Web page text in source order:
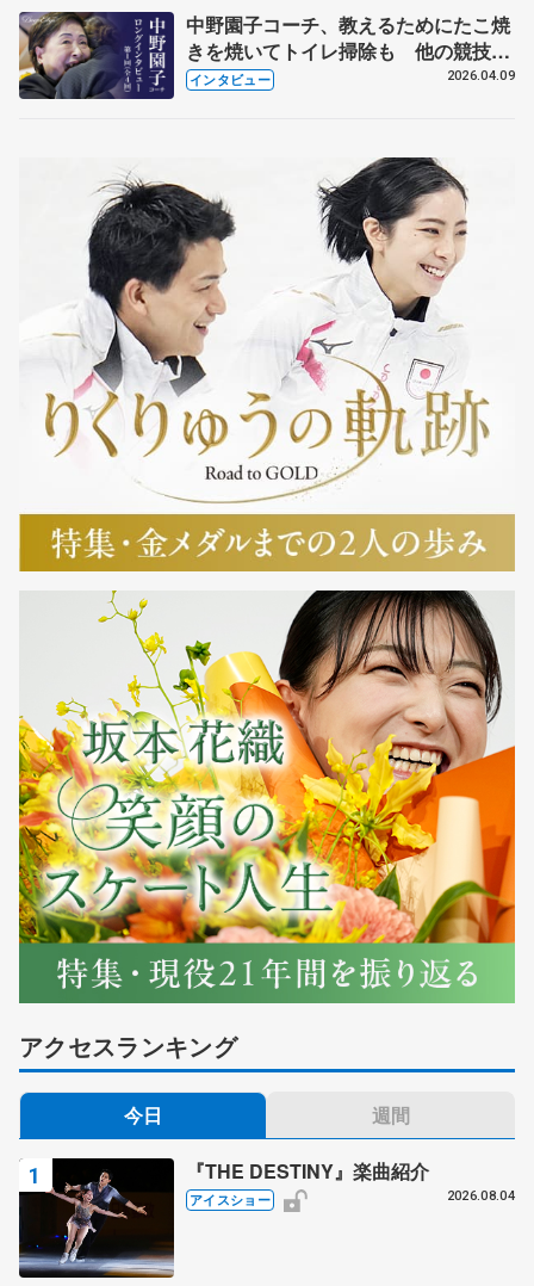
中野園子コーチ、教えるためにたこ焼
きを焼いてトイレ掃除も 他の競技に
も通用するという坂本花織の筋肉
インタビュー 2026.04.09
アクセスランキング
今日 週間
『THE DESTINY』楽曲紹介
アイスショー 2026.08.04